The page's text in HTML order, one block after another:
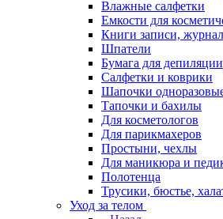
Влажные салфетки
Емкости для
Книги записи,
Шпатели
Бумага для депиляции
Салфетки и коврики
Шапочки
Тапочки и бахилы
Для косметологов
Для парикмахеров
Простыни, чехлы
Для маникюра и
Полотенца
Трусики, бюстье,
Уход за телом